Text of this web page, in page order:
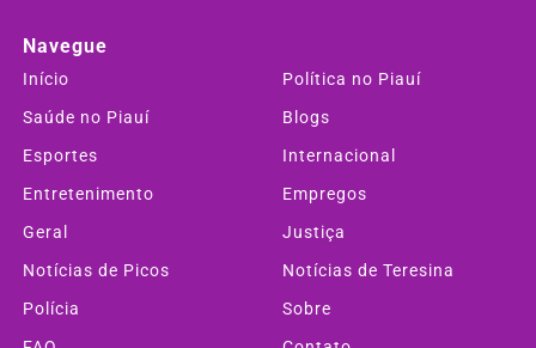
Navegue
Início
Política no Piauí
Saúde no Piauí
Blogs
Esportes
Internacional
Entretenimento
Empregos
Geral
Justiça
Notícias de Picos
Notícias de Teresina
Polícia
Sobre